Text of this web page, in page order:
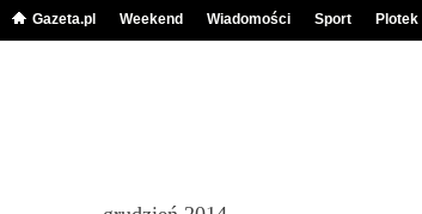
Gazeta.pl Weekend Wiadomości Sport Plotek